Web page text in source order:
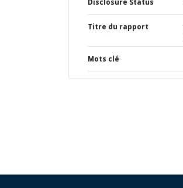
Disclosure Status
Titre du rapport
Mots clé